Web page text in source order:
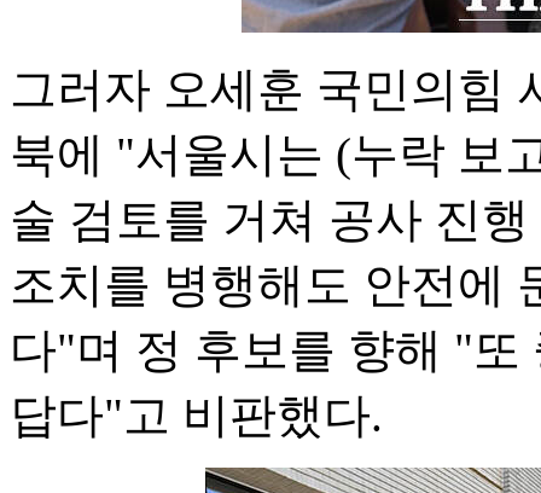
그러자 오세훈 국민의힘
북에 "서울시는 (누락 보
술 검토를 거쳐 공사 진
조치를 병행해도 안전에
다"며 정 후보를 향해 "
답다"고 비판했다.